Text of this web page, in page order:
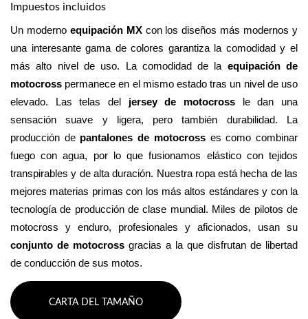
Impuestos incluidos
Un moderno equipación MX con los diseños más modernos y
una interesante gama de colores garantiza la comodidad y el
más alto nivel de uso. La comodidad de la equipación de
motocross permanece en el mismo estado tras un nivel de uso
elevado. Las telas del jersey de motocross le dan una
sensación suave y ligera, pero también durabilidad. La
producción de pantalones de motocross es como combinar
fuego con agua, por lo que fusionamos elástico con tejidos
transpirables y de alta duración. Nuestra ropa está hecha de las
mejores materias primas con los más altos estándares y con la
tecnología de producción de clase mundial. Miles de pilotos de
conjunto de motocross gracias a la que disfrutan de libertad
de conducción de sus motos.
CARTA DEL TAMAÑO